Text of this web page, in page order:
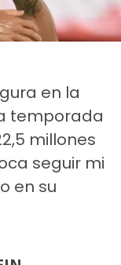
en la
temporada
millones
seguir mi
en su